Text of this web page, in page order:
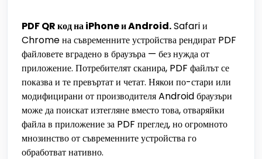
PDF QR код на iPhone и Android.Safari и
Chrome на съвременните устройства рендират PDF
файловете вградено в браузъра — без нужда от
приложение. Потребителят сканира, PDF файлът се
показва и те превъртат и четат. Някои по-стари или
модифицирани от производителя Android браузъри
може да поискат изтегляне вместо това, отваряйки
файла в приложение за PDF преглед, но огромното
мнозинство от съвременните устройства го
обработват нативно.